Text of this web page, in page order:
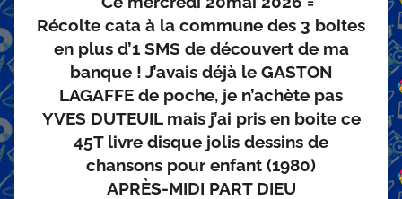
Récolte cata à la commune des 3 boites
en plus d’1 SMS de découvert de ma
banque ! J’avais déjà le GASTON
LAGAFFE de poche, je n’achète pas
YVES DUTEUIL mais j’ai pris en boite ce
45T livre disque jolis dessins de
chansons pour enfant (1980)
APRÈS-MIDI PART DIEU